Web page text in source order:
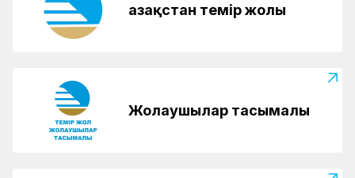
Қазақстан темір жолы
Жолаушылар тасымалы